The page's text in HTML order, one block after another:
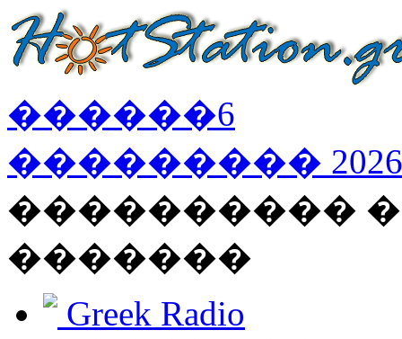
������6
��������� 2026
����������
�������
Greek Radio